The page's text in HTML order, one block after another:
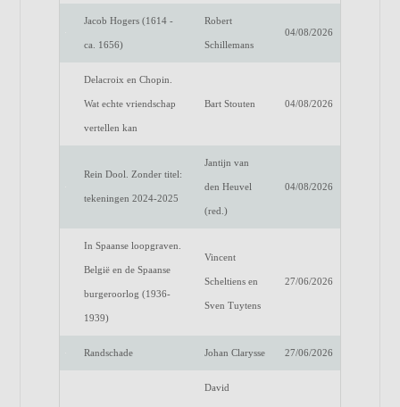
Jacob Hogers (1614 -
ca. 1656)
Robert
Schillemans
04/08/2026
Delacroix en Chopin.
Wat echte vriendschap
vertellen kan
Bart Stouten 04/08/2026
Rein Dool. Zonder titel:
tekeningen 2024-2025
Jantijn van
den Heuvel
(red.)
04/08/2026
In Spaanse loopgraven.
België en de Spaanse
burgeroorlog (1936-
1939)
Vincent
Scheltiens en
Sven Tuytens
27/06/2026
Randschade Johan Clarysse 27/06/2026
David